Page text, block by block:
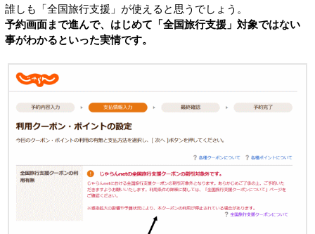
誰しも「全国旅行支援」が使えると思うでしょう。
予約画面まで進んで、はじめて「全国旅行支援」対象ではない
事がわかるといった実情です。